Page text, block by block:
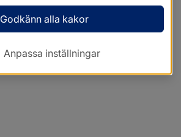
Godkänn alla kakor
Anpassa inställningar